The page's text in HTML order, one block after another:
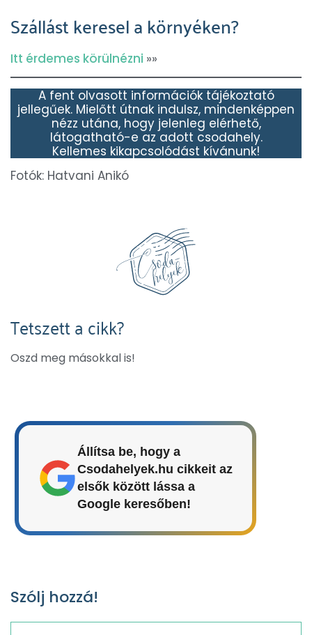
Szállást keresel a környéken?
Itt érdemes körülnézni »»
A fent olvasott információk tájékoztató
jellegűek. Mielőtt útnak indulsz, mindenképpen
nézz utána, hogy jelenleg elérhető,
látogatható-e az adott csodahely.
Kellemes kikapcsolódást kívánunk!
Fotók: Hatvani Anikó
Tetszett a cikk?
Oszd meg másokkal is!
Állítsa be, hogy a
Csodahelyek.hu cikkeit az
elsők között lássa a
Google keresőben!
Szólj hozzá!